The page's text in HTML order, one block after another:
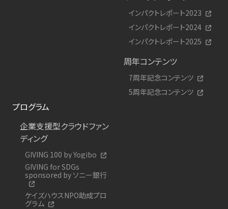
インパクトレポート2023
インパクトレポート2024
インパクトレポート2025
周年コンテンツ
7周年記念コンテンツ
5周年記念コンテンツ
プログラム
企業支援型クラウドファン
ディング
GIVING 100 by Yogibo
GIVING for SDGs
sponsored by ソニー銀行
ケイズハウスNPO助成プロ
グラム